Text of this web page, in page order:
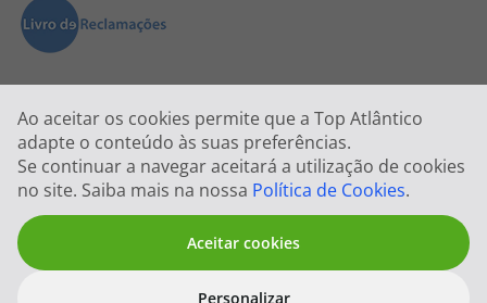
Ao aceitar os cookies permite que a Top Atlântico
adapte o conteúdo às suas preferências.
Se continuar a navegar aceitará a utilização de cookies
no site. Saiba mais na nossa Política de Cookies.
Aceitar cookies
Personalizar
2026 © Todos os direitos reservados:Top Atlântico, Viagens e Turismo